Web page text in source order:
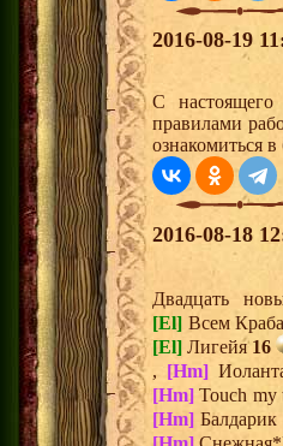
2016-08-19
С
правилами
ознакомиться
2016-08-18
Двадцать
[El] Всем
[El] Лигейя16
, [Hm]
[Hm] Touch my
[Hm] Балдарик